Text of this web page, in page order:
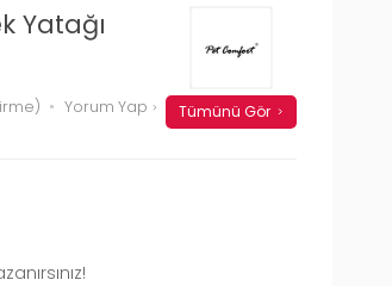
Yatağı
Yorum Yap Tümünü Gör